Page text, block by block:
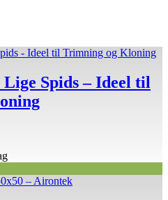
Lige Spids – Ideel til